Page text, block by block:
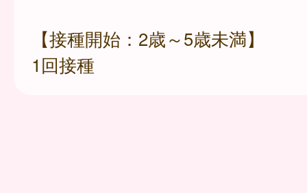
【接種開始：2歳～5歳未満】
1回接種